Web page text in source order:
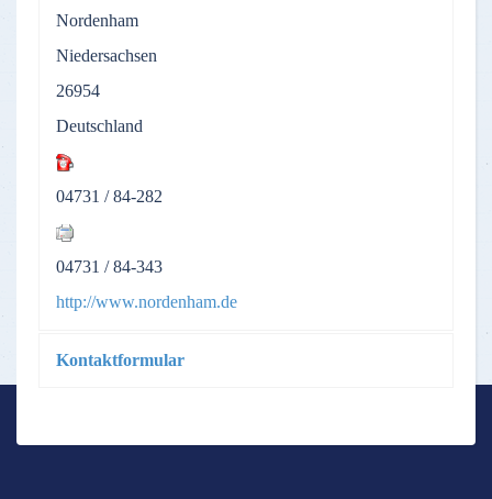
Nordenham
Niedersachsen
26954
Deutschland
04731 / 84-282
04731 / 84-343
http://www.nordenham.de
Kontaktformular
*Benötigtes Feld